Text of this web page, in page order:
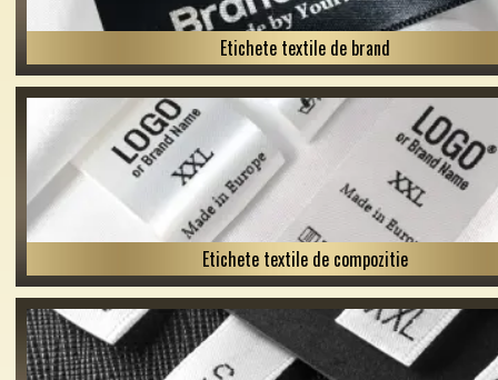
Etichete textile de brand
Etichete textile de compozitie